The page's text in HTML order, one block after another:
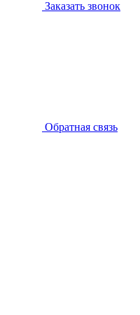
Заказать звонок
Обратная связь